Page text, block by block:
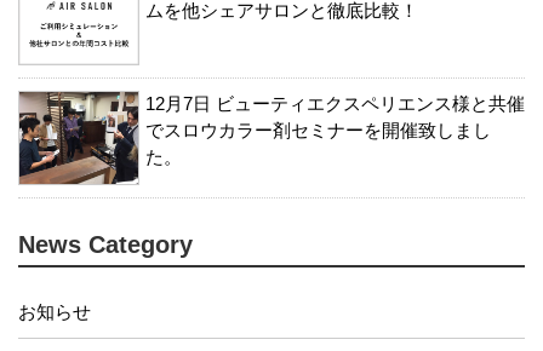
ムを他シェアサロンと徹底比較！
12月7日 ビューティエクスペリエンス様と共催
でスロウカラー剤セミナーを開催致しまし
た。
News Category
お知らせ